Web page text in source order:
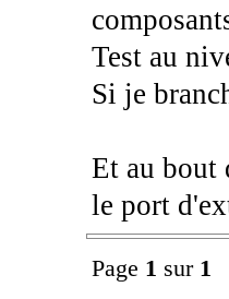
Test au
Si je
Et au bout
le port
Page 1 sur 1